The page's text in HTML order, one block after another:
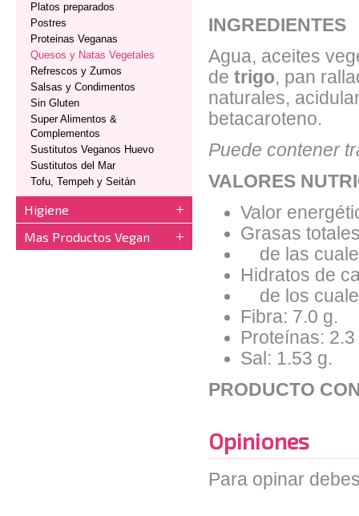
Platos preparados
Postres
Proteinas Veganas
Quesos y Natas Vegetales
Refrescos y Zumos
Salsas y Condimentos
Sin Gluten
Super Alimentos &
Complementos
Sustitutos Veganos Huevo
Sustitutos del Mar
Tofu, Tempeh y Seitán
Higiene
Mas Productos Vegan
INGREDIENTES
Agua, aceites
de trigo, pan
naturales,
betacaroteno.
Puede contener
VALORES
Valor
Grasas
de las
Hidratos de
de los
Fibra: 7.0 g.
Proteínas: 2.3
Sal: 1.53 g.
PRODUCTO
Opiniones
Para opinar